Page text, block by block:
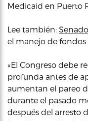
Medicaid en Puerto
Lee también:
el manejo de
«El Congreso debe
profunda antes de
aumentan el pareo
durante el pasado
después del arresto